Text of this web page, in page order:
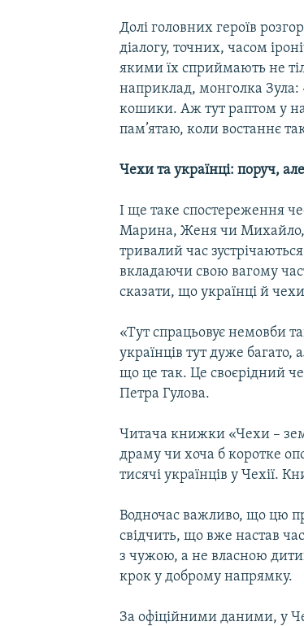
Долі головних героїв
діалогу, точних, часом
якими їх сприймають не
наприклад, монголка Зула:
кошики. Аж тут раптом у
пам’ятаю, коли востаннє
Чехи та українці: поруч,
І ще таке спостереження
Марина, Женя чи Михайло,
тривалий час
вкладаючи свою вагому
сказати, що українці й
«Тут спрацьовує немовби
українців тут дуже
що це так. Це своєрідний
Петра Гулова.
Читача книжки «Чехи –
драму чи хоча б коротке
тисячі українців у Чехії.
Водночас важливо, що цю
свідчить, що вже настав
з чужою, а не власною
крок у доброму напрямку.
За офіційними даними, у